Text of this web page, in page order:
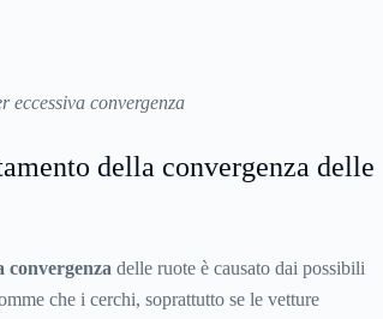
eccessiva convergenza
della convergenza delle
convergenza delle ruote è causato dai possibili
che i cerchi, soprattutto se le vetture